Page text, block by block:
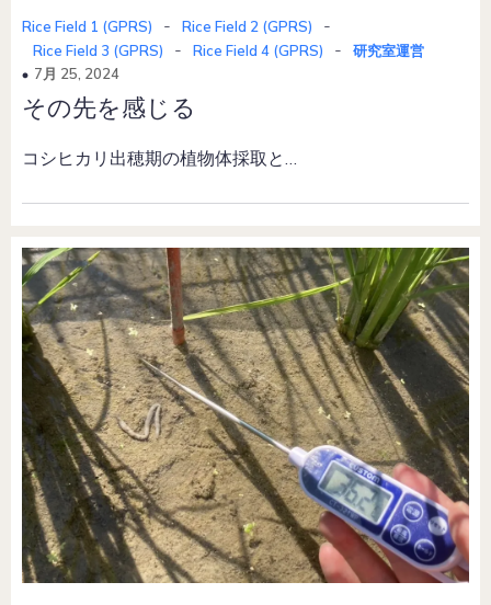
Rice Field 1 (GPRS) - Rice Field 2 (GPRS) -
Rice Field 3 (GPRS) - Rice Field 4 (GPRS) -
研究室運営
7月 25, 2024
その先を感じる
コシヒカリ出穂期の植物体採取と…